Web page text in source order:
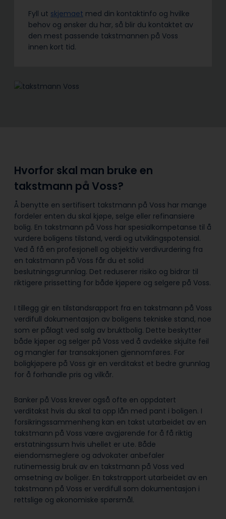
Fyll ut skjemaet med din kontaktinfo og hvilke
behov og ønsker du har, så blir du kontaktet av
den mest passende takstmannen på Voss
innen kort tid.
Hvorfor skal man bruke en
takstmann på Voss?
Å benytte en sertifisert takstmann på Voss har mange
fordeler enten du skal kjøpe, selge eller refinansiere
bolig. En takstmann på Voss har spesialkompetanse til å
vurdere boligens tilstand, verdi og utviklingspotensial.
Ved å få en profesjonell og objektiv verdivurdering fra
en takstmann på Voss får du et solid
beslutningsgrunnlag. Det reduserer risiko og bidrar til
riktigere prissetting for både kjøpere og selgere på Voss.
I tillegg gir en tilstandsrapport fra en takstmann på Voss
verdifull dokumentasjon av boligens tekniske stand, noe
som er pålagt ved salg av bruktbolig. Dette beskytter
både kjøper og selger på Voss ved å avdekke skjulte feil
og mangler før transaksjonen gjennomføres. For
boligkjøpere på Voss gir en verditakst et bedre grunnlag
for å forhandle pris og vilkår.
Banker på Voss krever også ofte en oppdatert
verditakst hvis du skal ta opp lån med pant i boligen. I
forsikringssammenheng kan en takst utarbeidet av en
takstmann på Voss være avgjørende for å få riktig
erstatningssum hvis uhellet er ute. Både
eiendomsmeglere og advokater anbefaler
rutinemessig bruk av en takstmann på Voss ved
omsetning av boliger. En takstrapport utarbeidet av en
takstmann på Voss er verdifull som dokumentasjon i
rettslige og økonomiske spørsmål.